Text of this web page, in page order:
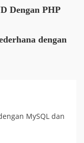
Dengan PHP
dengan
MySQL dan